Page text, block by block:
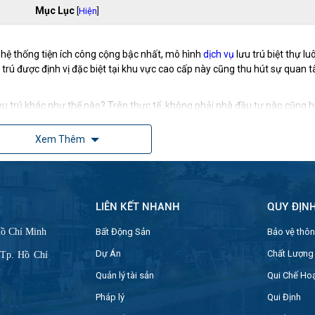
Mục Lục [Hiện
thống tiện ích công cộng bậc nhất, mô hình dịch vụ lưu trú biệt thự
được định vị đặc biệt tại khu vực cao cấp này cũng thu hút sự quan
trú khác như thế nào? Trên thực tế, không phải nhà đầu tư nào cũng
có độ sang trọng bậc nhất, tạo cảm giác dễ chịu, thư thái và sang
Xem Thêm
Chí Minh
Hồ Chí
LIÊN KẾT NHANH
Bất Động Sản
Dự Án
Quản lý tài sản
Pháp lý
QUY ĐỊNH
Bảo vệ
Chất
Qui Chế
Qui Định